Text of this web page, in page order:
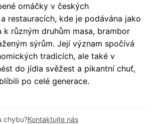
omáčky v českých
restauracích, kde je podávána jako
k různým druhům masa, brambor
sýrům. Její význam spočívá
tradicích, ale také v
do jídla svěžest a pikantní chuť,
po celé generace.
chybu?Kontaktujte nás